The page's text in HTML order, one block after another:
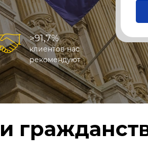
>91,7%
клиентов нас
рекомендуют